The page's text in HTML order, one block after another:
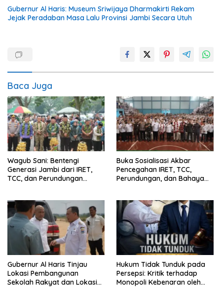
Gubernur Al Haris: Museum Sriwijaya Dharmakirti Rekam
Jejak Peradaban Masa Lalu Provinsi Jambi Secara Utuh
Baca Juga
Wagub Sani: Bentengi
Generasi Jambi dari IRET,
TCC, dan Perundungan
Buka Sosialisasi Akbar
Pencegahan IRET, TCC,
Perundungan, dan Bahaya
bisa jaga diri, 60% masa
depan sudah ada di tangan”
Gubernur Al Haris Tinjau
Lokasi Pembangunan
Sekolah Rakyat dan Lokasi
Hukum Tidak Tunduk pada
Persepsi: Kritik terhadap
Monopoli Kebenaran oleh